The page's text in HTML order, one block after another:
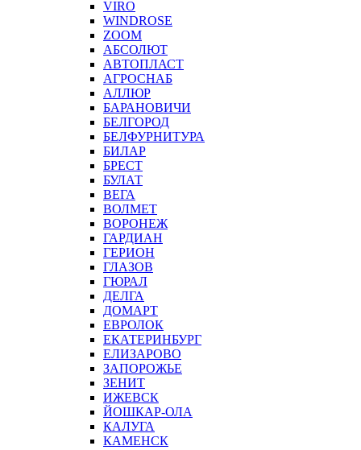
VIRO
WINDROSE
ZOOM
АБСОЛЮТ
АВТОПЛАСТ
АГРОСНАБ
АЛЛЮР
БАРАНОВИЧИ
БЕЛГОРОД
БЕЛФУРНИТУРА
БИЛАР
БРЕСТ
БУЛАТ
ВЕГА
ВОЛМЕТ
ВОРОНЕЖ
ГАРДИАН
ГЕРИОН
ГЛАЗОВ
ГЮРАЛ
ДЕЛГА
ДОМАРТ
ЕВРОЛОК
ЕКАТЕРИНБУРГ
ЕЛИЗАРОВО
ЗАПОРОЖЬЕ
ЗЕНИТ
ИЖЕВСК
ЙОШКАР-ОЛА
КАЛУГА
КАМЕНСК